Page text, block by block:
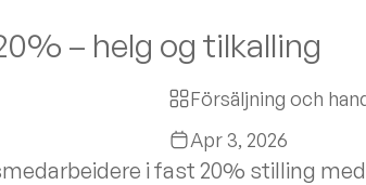
– helg og tilkalling
Försäljning och
Apr 3, 2026
i fast 20% stilling